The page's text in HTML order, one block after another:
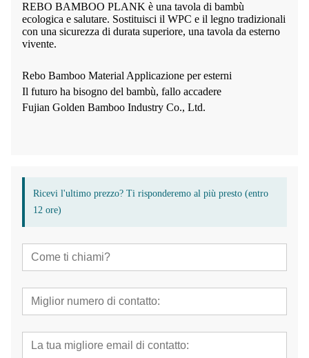
REBO BAMBOO PLANK è una tavola di bambù
ecologica e salutare. Sostituisci il WPC e il legno tradizionali
con una sicurezza di durata superiore, una tavola da esterno
vivente.
Rebo Bamboo Material Applicazione per esterni
Il futuro ha bisogno del bambù, fallo accadere
Fujian Golden Bamboo Industry Co., Ltd.
Ricevi l'ultimo prezzo? Ti risponderemo al più presto (entro
12 ore)